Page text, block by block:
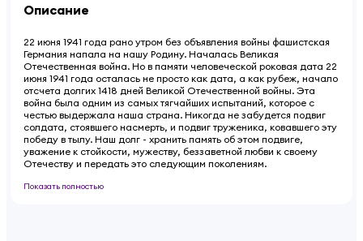
Описание
22 июня 1941 года рано утром без объявления войны фашистская
Германия напала на нашу Родину. Началась Великая
Отечественная война. Но в памяти человеческой роковая дата 22
июня 1941 года осталась не просто как дата, а как рубеж, начало
отсчета долгих 1418 дней Великой Отечественной войны. Эта
война была одним из самых тягчайших испытаний, которое с
честью выдержала наша страна. Никогда не забудется подвиг
солдата, стоявшего насмерть, и подвиг труженика, ковавшего эту
победу в тылу. Наш долг - хранить память об этом подвиге,
уважение к стойкости, мужеству, беззаветной любви к своему
Отечеству и передать это следующим поколениям.
Показать полностью